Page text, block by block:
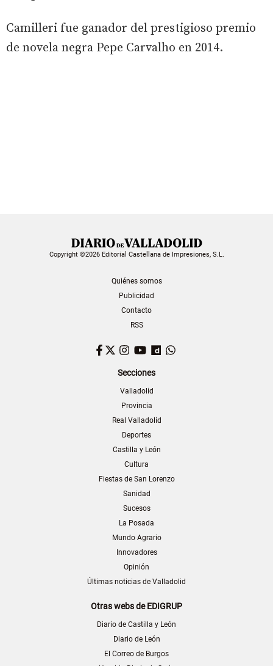
Camilleri fue ganador del prestigioso premio
de novela negra Pepe Carvalho en 2014.
Copyright ©2026 Editorial Castellana de Impresiones, S.L.
Quiénes somos
Publicidad
Contacto
RSS
Facebook
TwitterInstagram
YouTubeDailymotion
Secciones
Valladolid
Provincia
Real Valladolid
Deportes
Castilla y León
Cultura
Fiestas de San Lorenzo
Sanidad
Sucesos
La Posada
Mundo Agrario
Innovadores
Opinión
Últimas noticias de Valladolid
Otras webs de EDIGRUP
Diario de Castilla y León
Diario de León
El Correo de Burgos